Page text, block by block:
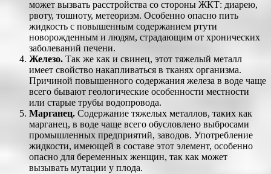
может вызвать расстройства со стороны ЖКТ: диарею,
рвоту, тошноту, метеоризм. Особенно опасно пить
жидкость с повышенным содержанием ртути
новорожденным и людям, страдающим от хронических
заболеваний печени.
Железо. Так же как и свинец, этот тяжелый металл
имеет свойство накапливаться в тканях организма.
Причиной повышенного содержания железа в воде чаще
всего бывают геологические особенности местности
или старые трубы водопровода.
Марганец. Содержание тяжелых металлов, таких как
марганец, в воде чаще всего обусловлено выбросами
промышленных предприятий, заводов. Употребление
жидкости, имеющей в составе этот элемент, особенно
опасно для беременных женщин, так как может
вызывать мутации у плода.